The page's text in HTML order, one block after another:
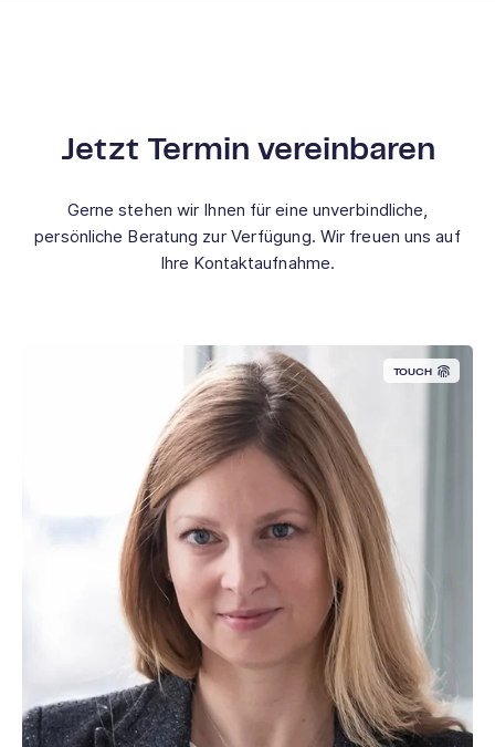
Jetzt Termin vereinbaren
Gerne stehen wir Ihnen für eine unverbindliche,
persönliche Beratung zur Verfügung. Wir freuen uns auf
Ihre Kontaktaufnahme.
TOUCH
Termin buchen →